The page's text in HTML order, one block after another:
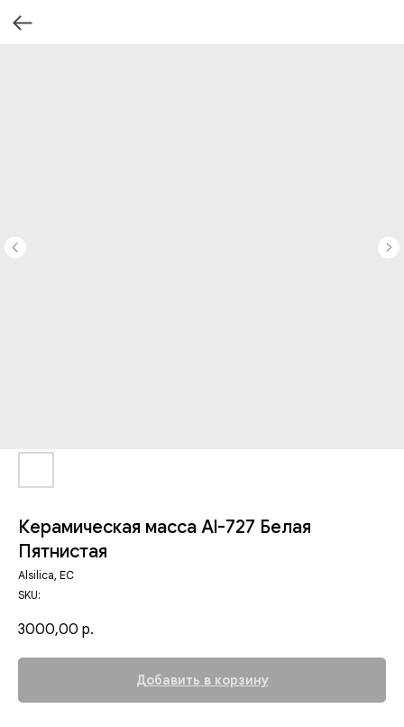
Керамическая масса Al-727 Белая
Пятнистая
Alsilica, EC
SKU:
3000,00 р.
Добавить в корзину